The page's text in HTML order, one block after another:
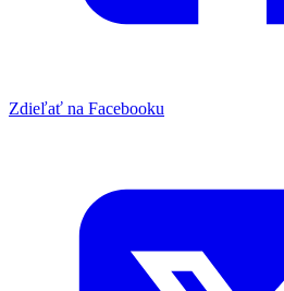
Zdieľať na Facebooku